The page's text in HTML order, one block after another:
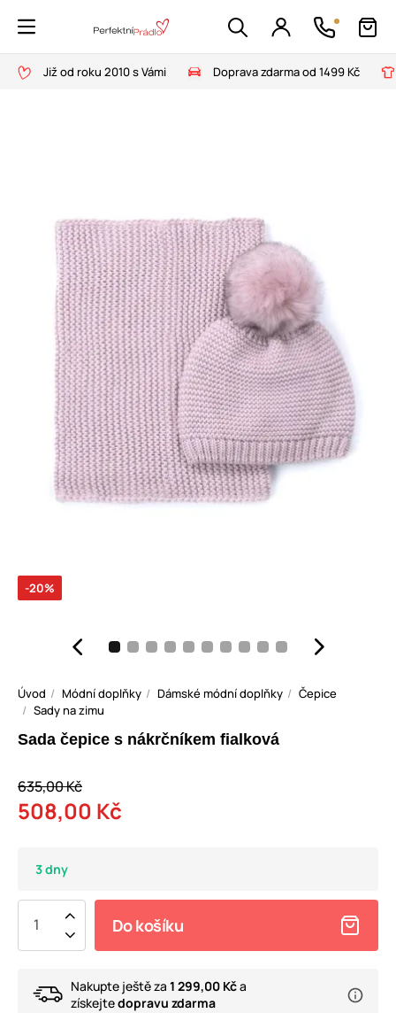
Již od roku 2010 s Vámi Doprava zdarma od 1499 Kč
-20%
Úvod Módní doplňky Dámské módní doplňky
Čepice
Sady na zimu
Sada čepice s nákrčníkem fialková
635,00 Kč
508,00 Kč
3 dny
Do košíku
Nakupte ještě za 1 299,00 Kča
získejtedopravu zdarma